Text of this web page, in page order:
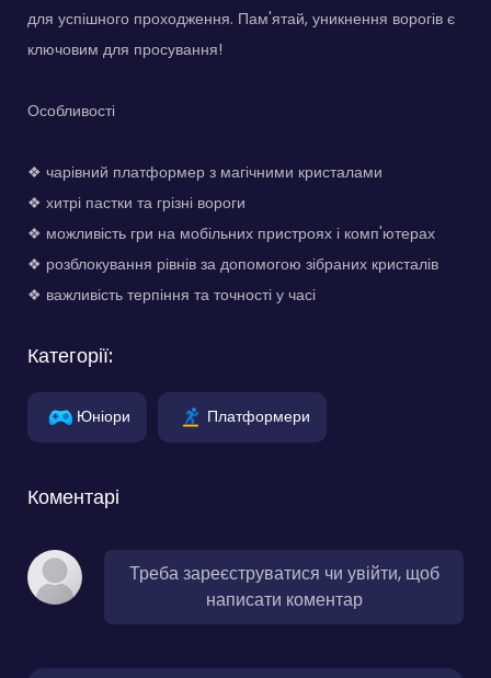
для успішного проходження. Пам'ятай, уникнення ворогів є
ключовим для просування!
Особливості
❖ чарівний платформер з магічними кристалами
❖ хитрі пастки та грізні вороги
❖ можливість гри на мобільних пристроях і комп'ютерах
❖ розблокування рівнів за допомогою зібраних кристалів
❖ важливість терпіння та точності у часі
Категорії:
Юніори Платформери
Коментарі
Треба зареєструватися чи увійти, щоб
написати коментар